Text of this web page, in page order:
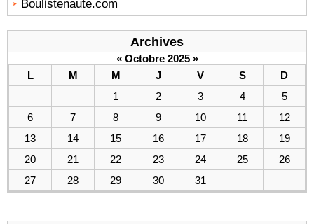
Boulistenaute.com
Archives
« Octobre 2025 »
L
M M J V S
D
1
2 3 4
5
6
7 8 9 10 11
12
13
14 15 16 17 18
19
20
21 22 23 24 25
26
27
28 29 30 31